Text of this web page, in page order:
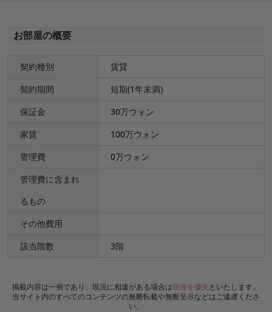
お部屋の概要
契約種別
賃貸
契約期間
短期(1年未満)
保証金
30万ウォン
家賃
100万ウォン
管理費
0万ウォン
管理費に含まれ
るもの
その他費用
該当階数
3階
掲載内容は一例であり、現況に相違がある場合は現況を優先といたします。
当サイト内のすべてのコンテンツの無断転載や無断呈示などはご遠慮くださ
い。